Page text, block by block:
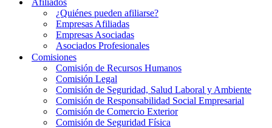
Afiliados
¿Quiénes pueden afiliarse?
Empresas Afiliadas
Empresas Asociadas
Asociados Profesionales
Comisiones
Comisión de Recursos Humanos
Comisión Legal
Comisión de Seguridad, Salud Laboral y Ambiente
Comisión de Responsabilidad Social Empresarial
Comisión de Comercio Exterior
Comisión de Seguridad Física